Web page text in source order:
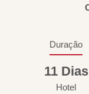
Duração
11 Dias
Hotel